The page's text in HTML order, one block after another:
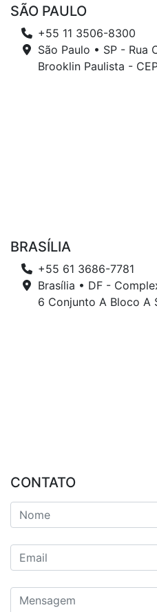
SÃO PAULO
+55 11 3506-8300
São Paulo • SP - Rua
Brooklin Paulista -
BRASÍLIA
+55 61 3686-7781
Brasília • DF -
6 Conjunto A Bloco A
CONTATO